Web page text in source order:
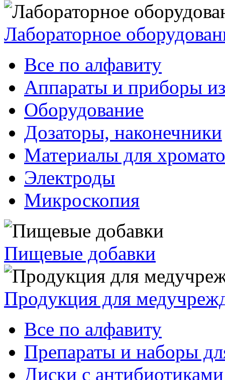
Лабораторное
Все по алфавиту
Аппараты и приборы из
Оборудование
Дозаторы, наконечники
Материалы для
Электроды
Микроскопия
Пищевые добавки
Продукция для
Все по алфавиту
Препараты и наборы
Диски с антибиотиками